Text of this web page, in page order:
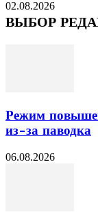
02.08.2026
ВЫБОР
Режим
из-за паводка
06.08.2026